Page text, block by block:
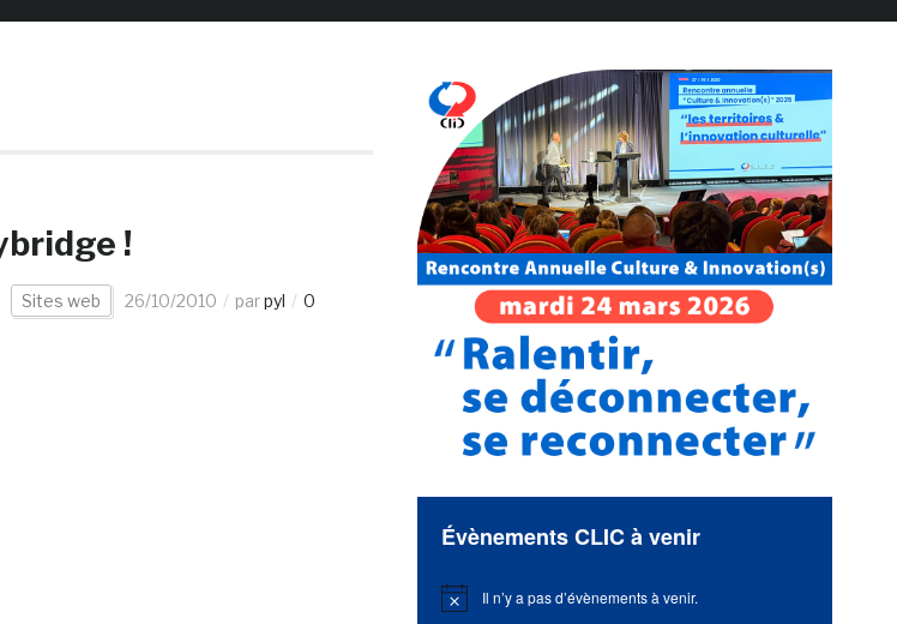
!
Sites web 26/10/2010 parpyl
0
Évènements CLIC à venir
Notice Il n’y a pas d’évènements à venir.